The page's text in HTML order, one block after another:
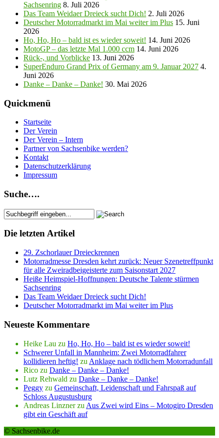
Sachsenring 8. Juli 2026
Das Team Weidaer Dreieck sucht Dich! 2. Juli 2026
Deutscher Motorradmarkt im Mai weiter im Plus 15. Juni
2026
Ho, Ho, Ho – bald ist es wieder soweit! 14. Juni 2026
MotoGP – das letzte Mal 1.000 ccm 14. Juni 2026
Rück-, und Vorblicke 13. Juni 2026
SuperEnduro Grand Prix of Germany am 9. Januar 2027 4.
Juni 2026
Danke – Danke – Danke! 30. Mai 2026
Quickmenü
Startseite
Der Verein
Der Verein – Intern
Partner von Sachsenbike werden?
Kontakt
Datenschutzerklärung
Impressum
Suche….
Die letzten Artikel
29. Zschorlauer Dreieckrennen
Motorradmesse Dresden kehrt zurück: Neuer Szenetreffpunkt
für alle Zweiradbeigeisterte zum Saisonstart 2027
Heiße Heimspiel-Hoffnungen: Deutsche Talente stürmen
Sachsenring
Das Team Weidaer Dreieck sucht Dich!
Deutscher Motorradmarkt im Mai weiter im Plus
Neueste Kommentare
Heike Lau zu Ho, Ho, Ho – bald ist es wieder soweit!
Schwerer Unfall in Mannheim: Zwei Motorradfahrer
kollidieren heftig! zu Anklage nach tödlichem Motorradunfall
Rico zu Danke – Danke – Danke!
Lutz Rehwald zu Danke – Danke – Danke!
Peggy zu Gemeinschaft, Leidenschaft und Fahrspaß auf
Schloss Augustusburg
Andreas Linznerzu Aus Zwei wird Eins – Motogiro Dresden
gibt ein Geschäft auf
© Sachsenbike.de